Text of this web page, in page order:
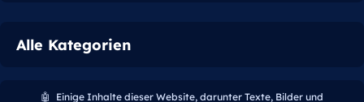
Alle Kategorien
🤖
Einige Inhalte dieser Website, darunter Texte, Bilder und